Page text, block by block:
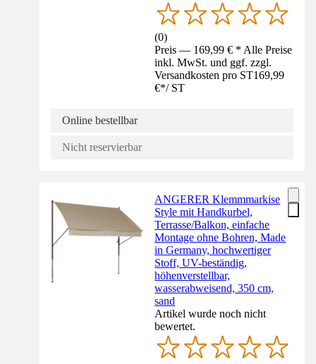
(0)
Preis — 169,99 € * Alle Preise
inkl. MwSt. und ggf. zzgl.
Versandkosten pro ST169,99
€*/ ST
Online bestellbar
Nicht reservierbar
ANGERER Klemmmarkise
Style mit Handkurbel,
Terrasse/Balkon, einfache
Montage ohne Bohren, Made
in Germany, hochwertiger
Stoff, UV-beständig,
höhenverstellbar,
wasserabweisend, 350 cm,
sand
Artikel wurde noch nicht
bewertet.